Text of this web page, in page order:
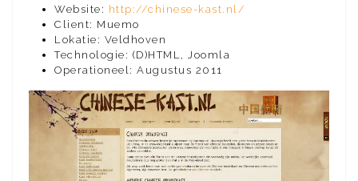
Website: http://chinese-kast.nl/
Client: Muemo
Lokatie: Veldhoven
Technologie: (D)HTML, Joomla
Operationeel: Augustus 2011